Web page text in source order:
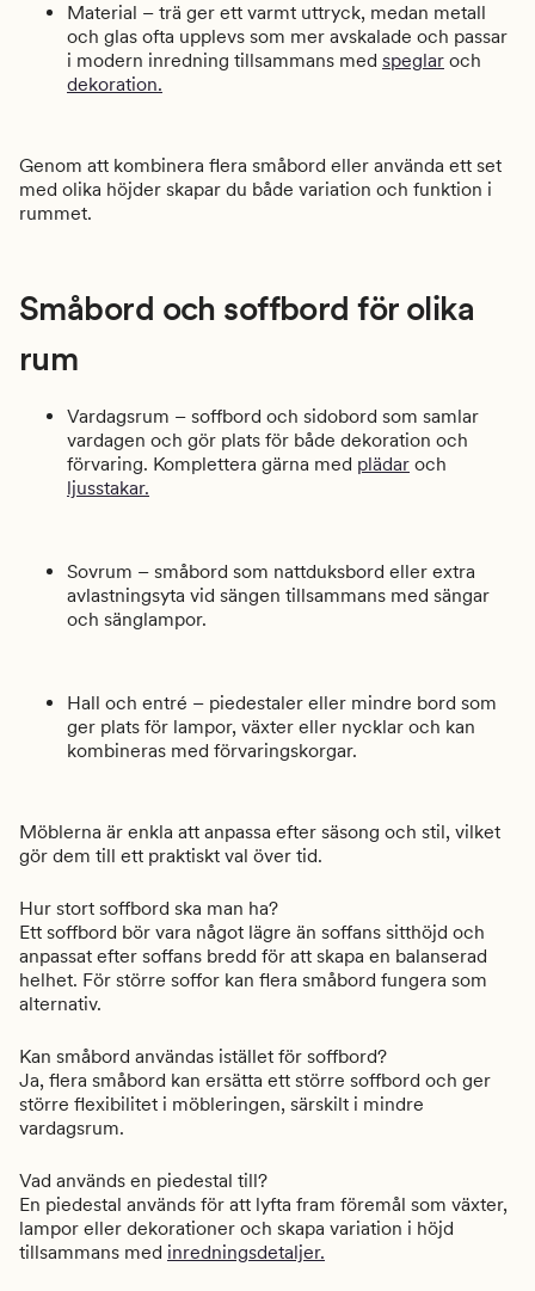
Material – trä ger ett varmt uttryck, medan metall
och glas ofta upplevs som mer avskalade och passar
i modern inredning tillsammans med speglar och
dekoration.
Genom att kombinera flera småbord eller använda ett set
med olika höjder skapar du både variation och funktion i
rummet.
Småbord och soffbord för olika
rum
Vardagsrum – soffbord och sidobord som samlar
vardagen och gör plats för både dekoration och
förvaring. Komplettera gärna med plädar och
ljusstakar.
Sovrum – småbord som nattduksbord eller extra
avlastningsyta vid sängen tillsammans med sängar
och sänglampor.
Hall och entré – piedestaler eller mindre bord som
ger plats för lampor, växter eller nycklar och kan
kombineras med förvaringskorgar.
Möblerna är enkla att anpassa efter säsong och stil, vilket
gör dem till ett praktiskt val över tid.
Hur stort soffbord ska man ha?
Ett soffbord bör vara något lägre än soffans sitthöjd och
anpassat efter soffans bredd för att skapa en balanserad
helhet. För större soffor kan flera småbord fungera som
alternativ.
Kan småbord användas istället för soffbord?
Ja, flera småbord kan ersätta ett större soffbord och ger
större flexibilitet i möbleringen, särskilt i mindre
vardagsrum.
Vad används en piedestal till?
En piedestal används för att lyfta fram föremål som växter,
lampor eller dekorationer och skapa variation i höjd
tillsammans med inredningsdetaljer.